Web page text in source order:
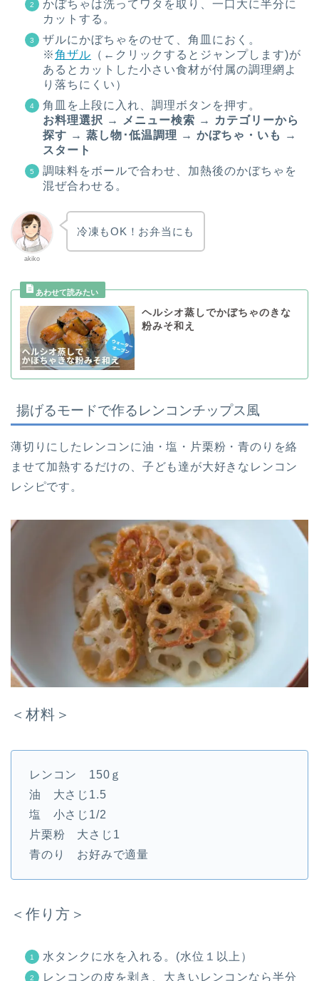
かぼちゃは洗ってワタを取り、一口大に半分に
カットする。
ザルにかぼちゃをのせて、角皿におく。
※角ザル （←クリックするとジャンプします)が
あるとカットした小さい食材が付属の調理網よ
り落ちにくい）
角皿を上段に入れ、調理ボタンを押す。
お料理選択 → メニュー検索 → カテゴリーから
探す → 蒸し物･低温調理 → かぼちゃ・いも →
スタート
調味料をボールで合わせ、加熱後のかぼちゃを
混ぜ合わせる。
akiko
冷凍もOK！お弁当にも
ヘルシオ蒸しでかぼちゃのきな
粉みそ和え
揚げるモードで作るレンコンチップス風
薄切りにしたレンコンに油・塩・片栗粉・青のりを絡
ませて加熱するだけの、子ども達が大好きなレンコン
レシピです。
＜材料＞
レンコン 150ｇ
油 大さじ1.5
塩 小さじ1/2
片栗粉 大さじ1
青のり お好みで適量
＜作り方＞
水タンクに水を入れる。(水位１以上）
レンコンの皮を剥き、大きいレンコンなら半分